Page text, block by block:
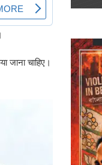
जाना चाहिए।